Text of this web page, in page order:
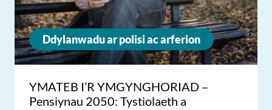
Ddylanwadu ar polisi ac arferion
YMATEB I’R YMGYNGHORIAD –
Pensiynau 2050: Tystiolaeth a